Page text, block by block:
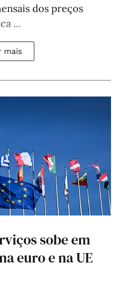
dos preços
...
mais
sobe em
euro e na UE